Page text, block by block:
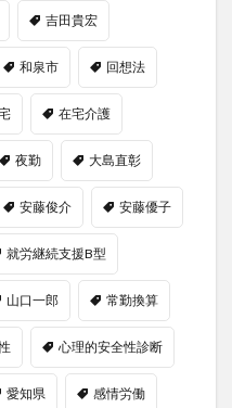
吉田貴宏
和泉市 回想法
在宅介護
夜勤 大島直彰
安藤俊介 安藤優子
就労継続支援B型
山口一郎 常勤換算
心理的安全性診断
愛知県 感情労働